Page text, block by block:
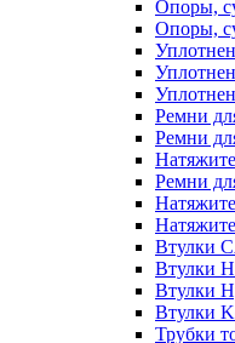
Опоры,
Опоры,
Ремни
Ремни
Ремни
Втулки
Втулки
Втулки
Втулки
Трубки